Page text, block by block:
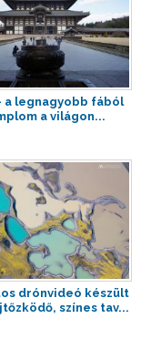
a legnagyobb fából
a világon...
drónvideó készült
színes tav...